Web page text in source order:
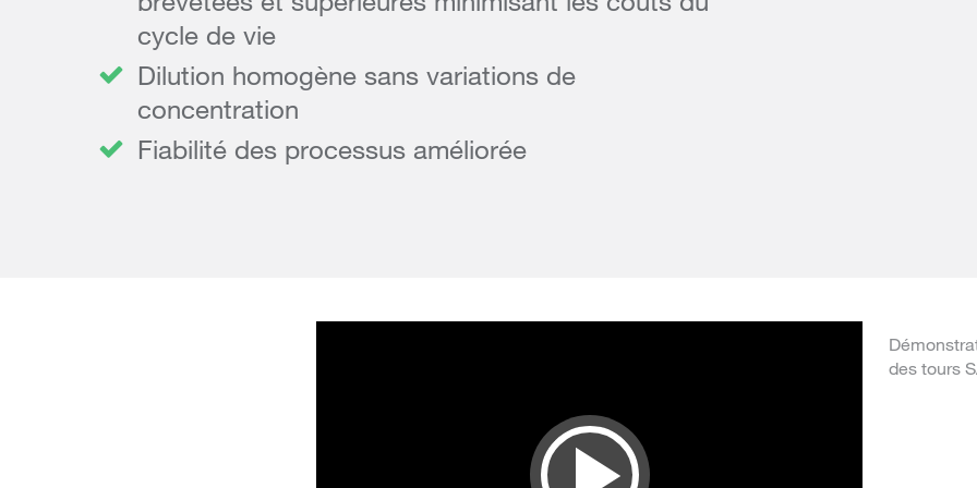
cycle de vie
Dilution homogène sans variations de
concentration
Fiabilité des processus améliorée
des tours